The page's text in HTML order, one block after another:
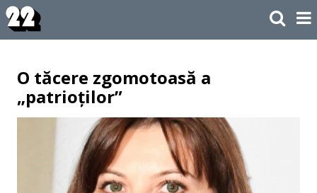
O tăcere zgomotoasă a
„patrioților”